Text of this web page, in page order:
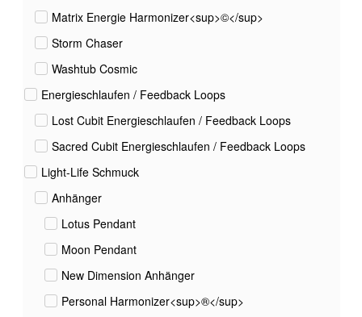
Matrix Energie Harmonizer<sup>©</sup>
Storm Chaser
Washtub Cosmic
Energieschlaufen / Feedback Loops
Lost Cubit Energieschlaufen / Feedback Loops
Sacred Cubit Energieschlaufen / Feedback Loops
Light-Life Schmuck
Anhänger
Lotus Pendant
Moon Pendant
New Dimension Anhänger
Personal Harmonizer<sup>®</sup>